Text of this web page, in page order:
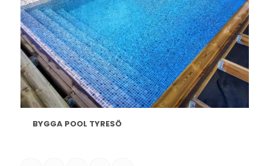
BYGGA POOL TYRESÖ